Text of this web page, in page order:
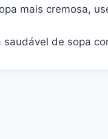
mais cremosa,
de sopa